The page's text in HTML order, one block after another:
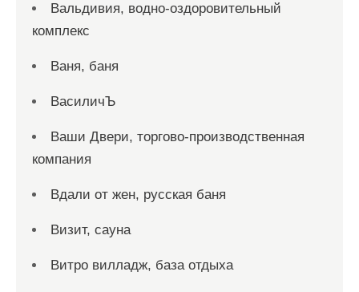
Вальдивия, водно-оздоровительный
комплекс
Ваня, баня
ВасиличЪ
Ваши Двери, торгово-производственная
компания
Вдали от жен, русская баня
Визит, сауна
Витро вилладж, база отдыха